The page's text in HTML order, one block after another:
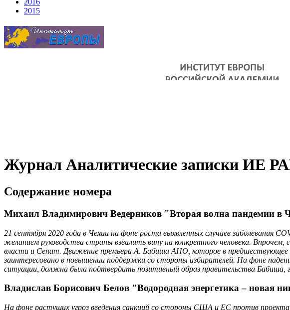
2016
2015
Журнал Аналитические записки ИЕ
Содержание номера
Михаил Владимирович Ведерников "Вторая волна пандемии в
21 сентября 2020 года в Чехии на фоне роста выявленных случаев заболевания
желанием руководства страны взвалить вину на конкретного человека.
власти и Сенат. Движение премьера А. Бабиша АНО, которое в предшествующее
заинтересовано в повышении поддержки со стороны избирателей. На фоне
ситуации, должна была подтвердить позитивный образ правительства Бабиша,
Владислав Борисович Белов "Водородная энергетика – новая
На фоне растущих угроз введения санкций со стороны США и ЕС против